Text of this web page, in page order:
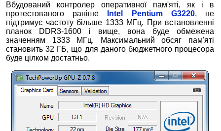
Вбудований контролер оперативної пам'яті, як і в
протестованого раніше
Intel Pentium G3220, не
підтримує частоту більше 1333 МГц. При встановленні
планок DDR3-1600 і вище, вона буде обмежена
значенням 1333 МГц. Максимальний обсяг пам'яті
становить 32 ГБ, що для даного бюджетного процесора
буде цілком достатньо.